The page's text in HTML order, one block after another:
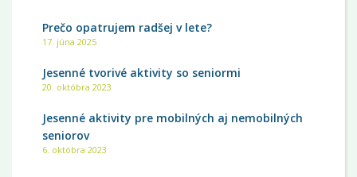
Prečo opatrujem radšej v lete?
17. júna 2025
Jesenné tvorivé aktivity so seniormi
20. októbra 2023
Jesenné aktivity pre mobilných aj nemobilných
seniorov
6. októbra 2023